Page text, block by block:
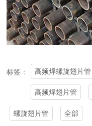
标签： 高频焊螺旋翅片管
高频焊翅片管
螺旋翅片管 全部